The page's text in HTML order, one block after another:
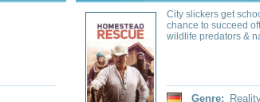
Diners, Drive-ins and Dives
Food Network's Guy Fieri, rolls out to visit America's
favorite diners, drive-ins and dives, interviewing the
owners of the food establishments and samples the items
on their menus.